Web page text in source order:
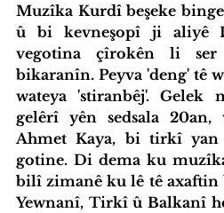
Muzîka Kurdî beşeke
û bi kevneşopî ji aliyê
vegotina çîrokên li
bikaranîn. Peyva 'deng' tê
wateya 'stiranbêj'. Gelek
gelêrî yên sedsala
Ahmet Kaya, bi tirkî
gotine. Di dema ku
bilî zimanê ku lê tê axaftin
Yewnanî, Tirkî û Balkanî